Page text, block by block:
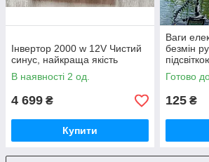
Інвертор 2000 w 12V Чистий
синус, найкраща якість
В наявності 2 од.
4 699 ₴
Купити
Ваги
безмін
Готово
125 ₴